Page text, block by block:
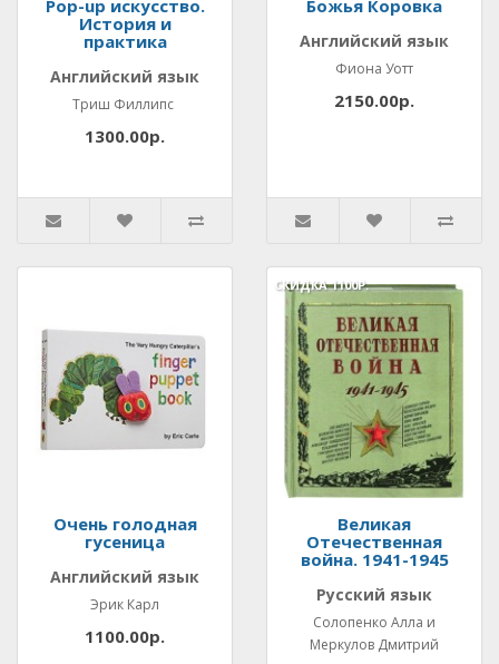
Pop-up искусство.
История и
практика
Английский язык
Триш Филлипс
1300.00р.
Божья Коровка
Английский язык
Фиона Уотт
2150.00р.
Очень голодная
гусеница
Английский язык
Эрик Карл
1100.00р.
Великая
Отечественная
война. 1941-1945
Русский язык
Солопенко Алла и
Меркулов Дмитрий
СКИДКА1100Р.